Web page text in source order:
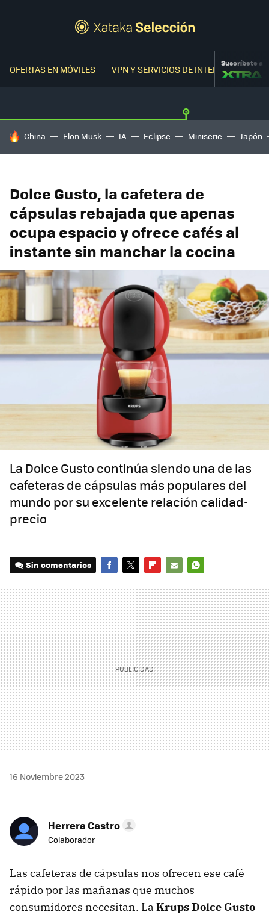
OFERTAS EN MÓVILES VPN Y SERVICIOS DE INTERNETSuscríbete a
HOY SE HABLA DE
China Elon Musk IA Eclipse Miniserie Japón
Dolce Gusto, la cafetera de
cápsulas rebajada que apenas
ocupa espacio y ofrece cafés al
instante sin manchar la cocina
La Dolce Gusto continúa siendo una de las
cafeteras de cápsulas más populares del
mundo por su excelente relación calidad-
precio
Sin comentarios
MAIL
16 Noviembre 2023
Herrera Castro
Colaborador
Las cafeteras de cápsulas nos ofrecen ese café
rápido por las mañanas que muchos
consumidores necesitan. La Krups Dolce Gusto